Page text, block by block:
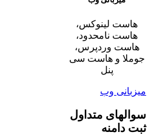
هاست لینوکس،
هاست نامحدود،
هاست وردپرس،
جوملا و هاست سی
پنل
میزبانی وب
سوالهای متداول
ثبت دامنه